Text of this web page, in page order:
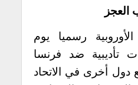
العجز
رسميا يوم
تأديبية ضد فرنسا
دول أخرى في الاتحاد